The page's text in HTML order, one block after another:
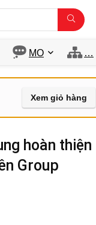
MO …
Xem giỏ hàng
hoàn thiện
Group